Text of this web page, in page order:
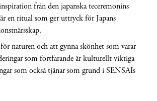
från den japanska teceremonins
en ritual som ger uttryck för Japans
naturen och att gynna skönhet som varar
som fortfarande är kulturellt viktiga
som också tjänar som grund i SENSAIs